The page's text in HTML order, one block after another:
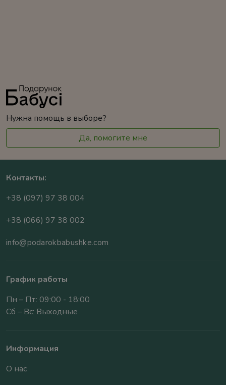
Нужна помощь в выборе?
Да, помогите мне
Контакты:
+38 (097) 97 38 004
+38 (066) 97 38 002
info@podarokbabushke.com
График работы
Пн – Пт: 09:00 - 18:00
Сб – Вс: Выходные
Информация
О нас